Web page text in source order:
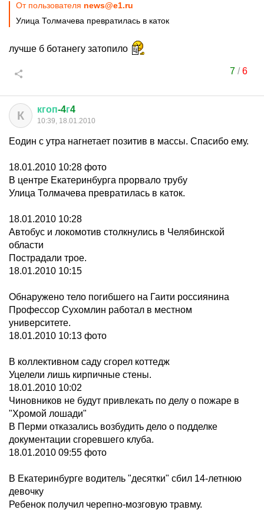
От пользователя news@e1.ru
Улица Толмачева превратилась в каток
лучше б ботанегу затопило
7/6
К кгоп-4г4
10:39, 18.01.2010
Еодин с утра нагнетает позитив в массы. Спасибо ему.
18.01.2010 10:28 фото
В центре Екатеринбурга прорвало трубу
Улица Толмачева превратилась в каток.
18.01.2010 10:28
Автобус и локомотив столкнулись в Челябинской
области
Пострадали трое.
18.01.2010 10:15
Обнаружено тело погибшего на Гаити россиянина
Профессор Сухомлин работал в местном
университете.
18.01.2010 10:13 фото
В коллективном саду сгорел коттедж
Уцелели лишь кирпичные стены.
18.01.2010 10:02
Чиновников не будут привлекать по делу о пожаре в
"Хромой лошади"
В Перми отказались возбудить дело о подделке
документации сгоревшего клуба.
18.01.2010 09:55 фото
В Екатеринбурге водитель "десятки" сбил 14-летнюю
девочку
Ребенок получил черепно-мозговую травму.